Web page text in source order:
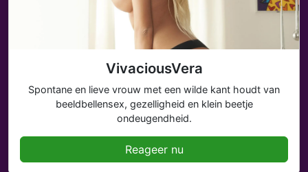
VivaciousVera
Spontane en lieve vrouw met een wilde kant houdt van
beeldbellensex, gezelligheid en klein beetje
ondeugendheid.
Reageer nu